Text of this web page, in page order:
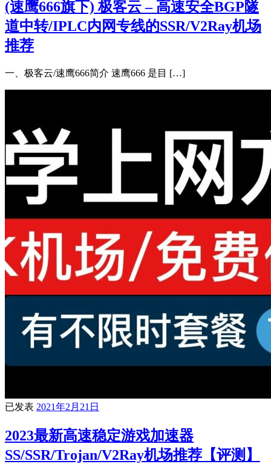
(速鹰666旗下) 极客云 – 高速安全BGP隧
道中转/IPLC内网专线的SSR/V2Ray机场
推荐
一、极客云/速鹰666简介 速鹰666 是目 […]
已发表 2021年2月21日
2023最新高速稳定游戏加速器
SS/SSR/Trojan/V2Ray机场推荐【评测】